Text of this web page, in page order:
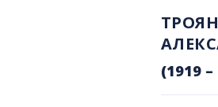
(1919 –